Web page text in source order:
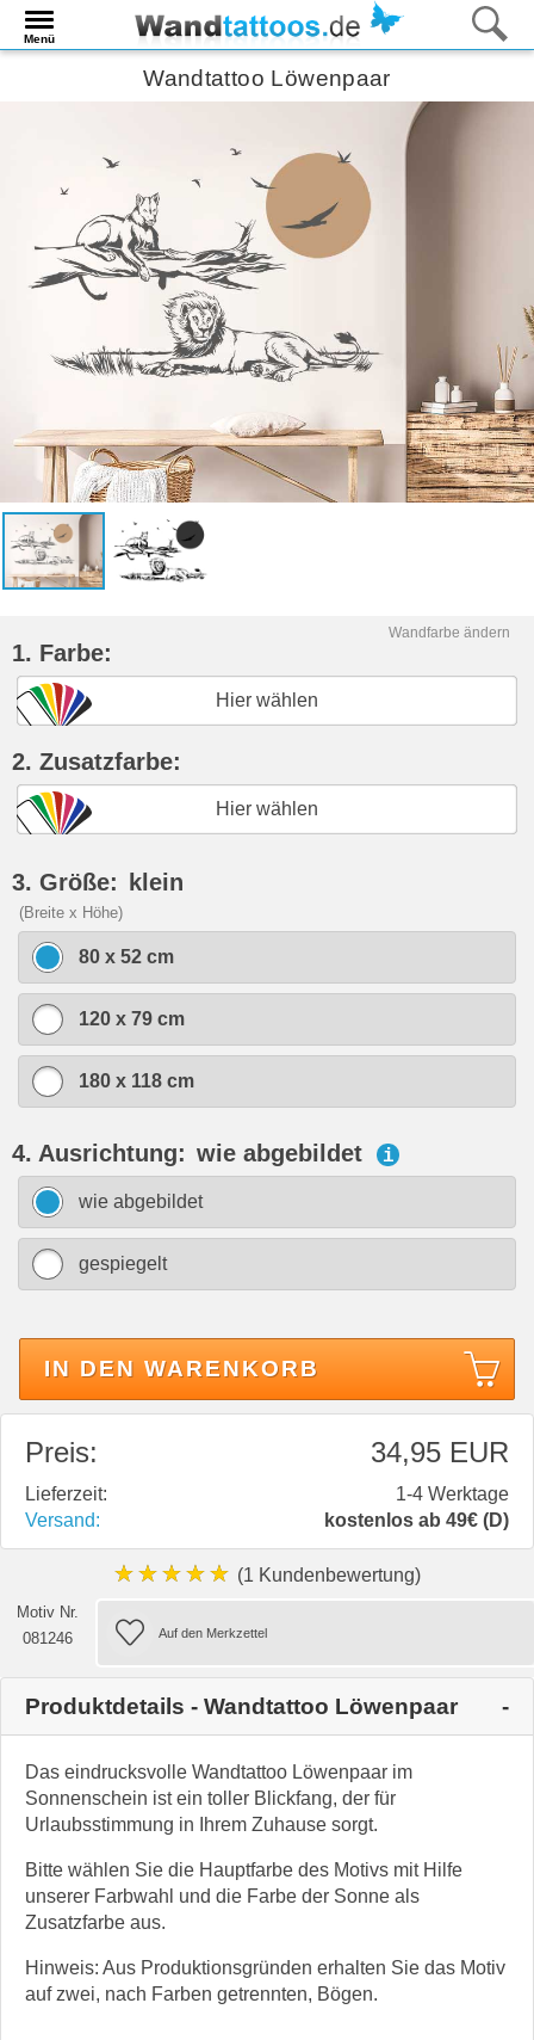
Menü
Wandtattoo Löwenpaar
Wandfarbe ändern
1. Farbe:
Hier wählen
2. Zusatzfarbe:
Hier wählen
3. Größe: klein
(Breite x Höhe)
80 x 52 cm
120 x 79 cm
180 x 118 cm
4. Ausrichtung: wie abgebildet i
wie abgebildet
gespiegelt
IN DEN WARENKORB
Preis: 34,95 EUR
Lieferzeit:
1-4 Werktage
Versand:
kostenlos ab 49€ (D)
★★★★★ (1 Kundenbewertung)
Motiv Nr.
081246
Produktdetails - Wandtattoo Löwenpaar
Das eindrucksvolle Wandtattoo Löwenpaar im
Sonnenschein ist ein toller Blickfang, der für
Urlaubsstimmung in Ihrem Zuhause sorgt.
Bitte wählen Sie die Hauptfarbe des Motivs mit Hilfe
unserer Farbwahl und die Farbe der Sonne als
Zusatzfarbe aus.
Hinweis: Aus Produktionsgründen erhalten Sie das Motiv
auf zwei, nach Farben getrennten, Bögen.